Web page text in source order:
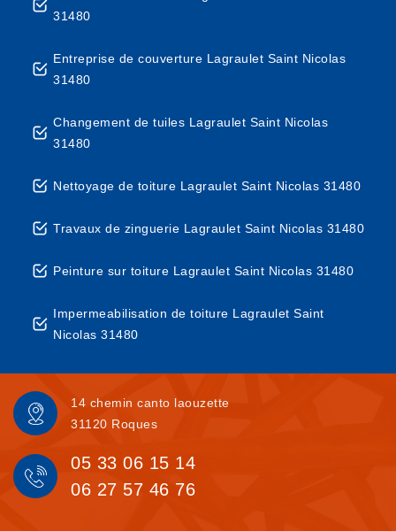
31480
Entreprise de couverture Lagraulet Saint Nicolas
31480
Changement de tuiles Lagraulet Saint Nicolas
31480
Nettoyage de toiture Lagraulet Saint Nicolas 31480
Travaux de zinguerie Lagraulet Saint Nicolas 31480
Peinture sur toiture Lagraulet Saint Nicolas 31480
Impermeabilisation de toiture Lagraulet Saint
Nicolas 31480
14 chemin canto laouzette
31120 Roques
05 33 06 15 14
06 27 57 46 76